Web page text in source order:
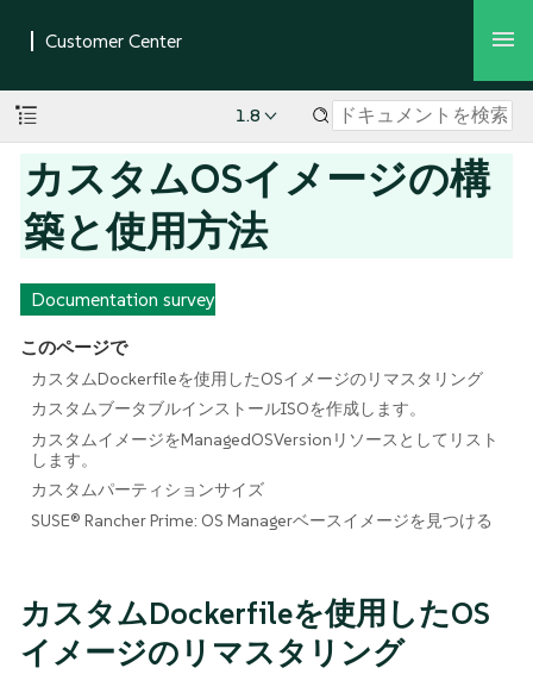
1.8
カスタムOSイメージの構
築と使用方法
Documentation survey
このページで
カスタムDockerfileを使用したOSイメージのリマスタリング
カスタムブータブルインストールISOを作成します。
カスタムイメージをManagedOSVersionリソースとしてリスト
します。
カスタムパーティションサイズ
SUSE® Rancher Prime: OS Managerベースイメージを見つける
カスタムDockerfileを使用したOS
イメージのリマスタリング